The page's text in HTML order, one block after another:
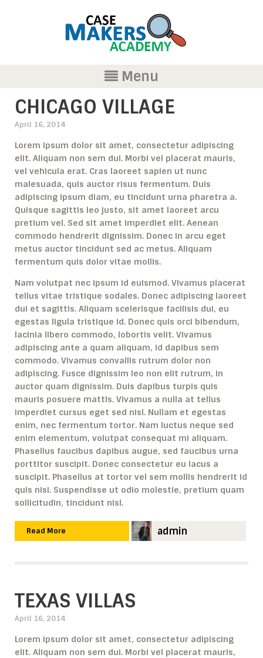
Menu
CHICAGO VILLAGE
April 16, 2014
Lorem ipsum dolor sit amet, consectetur adipiscing
elit. Aliquam non sem dui. Morbi vel placerat mauris,
vel vehicula erat. Cras laoreet sapien ut nunc
malesuada, quis auctor risus fermentum. Duis
adipiscing ipsum diam, eu tincidunt urna pharetra a.
Quisque sagittis leo justo, sit amet laoreet arcu
pretium vel. Sed sit amet imperdiet elit. Aenean
commodo hendrerit dignissim. Donec in arcu eget
metus auctor tincidunt sed ac metus. Aliquam
fermentum quis dolor vitae mollis.
Nam volutpat nec ipsum id euismod. Vivamus placerat
tellus vitae tristique sodales. Donec adipiscing laoreet
dui et sagittis. Aliquam scelerisque facilisis dui, eu
egestas ligula tristique id. Donec quis orci bibendum,
lacinia libero commodo, lobortis velit. Vivamus
adipiscing ante a quam aliquam, id dapibus sem
commodo. Vivamus convallis rutrum dolor non
adipiscing. Fusce dignissim leo non elit rutrum, in
auctor quam dignissim. Duis dapibus turpis quis
mauris posuere mattis. Vivamus a nulla at tellus
imperdiet cursus eget sed nisl. Nullam et egestas
enim, nec fermentum tortor. Nam luctus neque sed
enim elementum, volutpat consequat mi aliquam.
Phasellus faucibus dapibus augue, sed faucibus urna
porttitor suscipit. Donec consectetur eu lacus a
suscipit. Phasellus at tortor vel sem mollis hendrerit id
quis nisi. Suspendisse ut odio molestie, pretium quam
sollicitudin, tincidunt nisl.
Read More admin
TEXAS VILLAS
April 16, 2014
Lorem ipsum dolor sit amet, consectetur adipiscing
elit. Aliquam non sem dui. Morbi vel placerat mauris,